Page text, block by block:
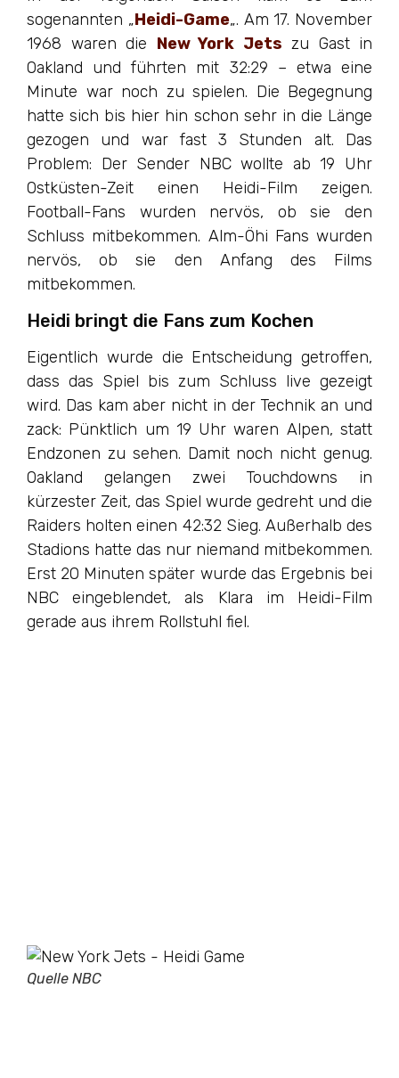
sogenannten „Heidi-Game„. Am 17. November
1968 waren die New York Jets zu Gast in
Oakland und führten mit 32:29 – etwa eine
Minute war noch zu spielen. Die Begegnung
hatte sich bis hier hin schon sehr in die Länge
gezogen und war fast 3 Stunden alt. Das
Problem: Der Sender NBC wollte ab 19 Uhr
Ostküsten-Zeit einen Heidi-Film zeigen.
Football-Fans wurden nervös, ob sie den
Schluss mitbekommen. Alm-Öhi Fans wurden
nervös, ob sie den Anfang des Films
mitbekommen.
Heidi bringt die Fans zum Kochen
Eigentlich wurde die Entscheidung getroffen,
dass das Spiel bis zum Schluss live gezeigt
wird. Das kam aber nicht in der Technik an und
zack: Pünktlich um 19 Uhr waren Alpen, statt
Endzonen zu sehen. Damit noch nicht genug.
Oakland gelangen zwei Touchdowns in
kürzester Zeit, das Spiel wurde gedreht und die
Raiders holten einen 42:32 Sieg. Außerhalb des
Stadions hatte das nur niemand mitbekommen.
Erst 20 Minuten später wurde das Ergebnis bei
NBC eingeblendet, als Klara im Heidi-Film
gerade aus ihrem Rollstuhl fiel.
Quelle NBC